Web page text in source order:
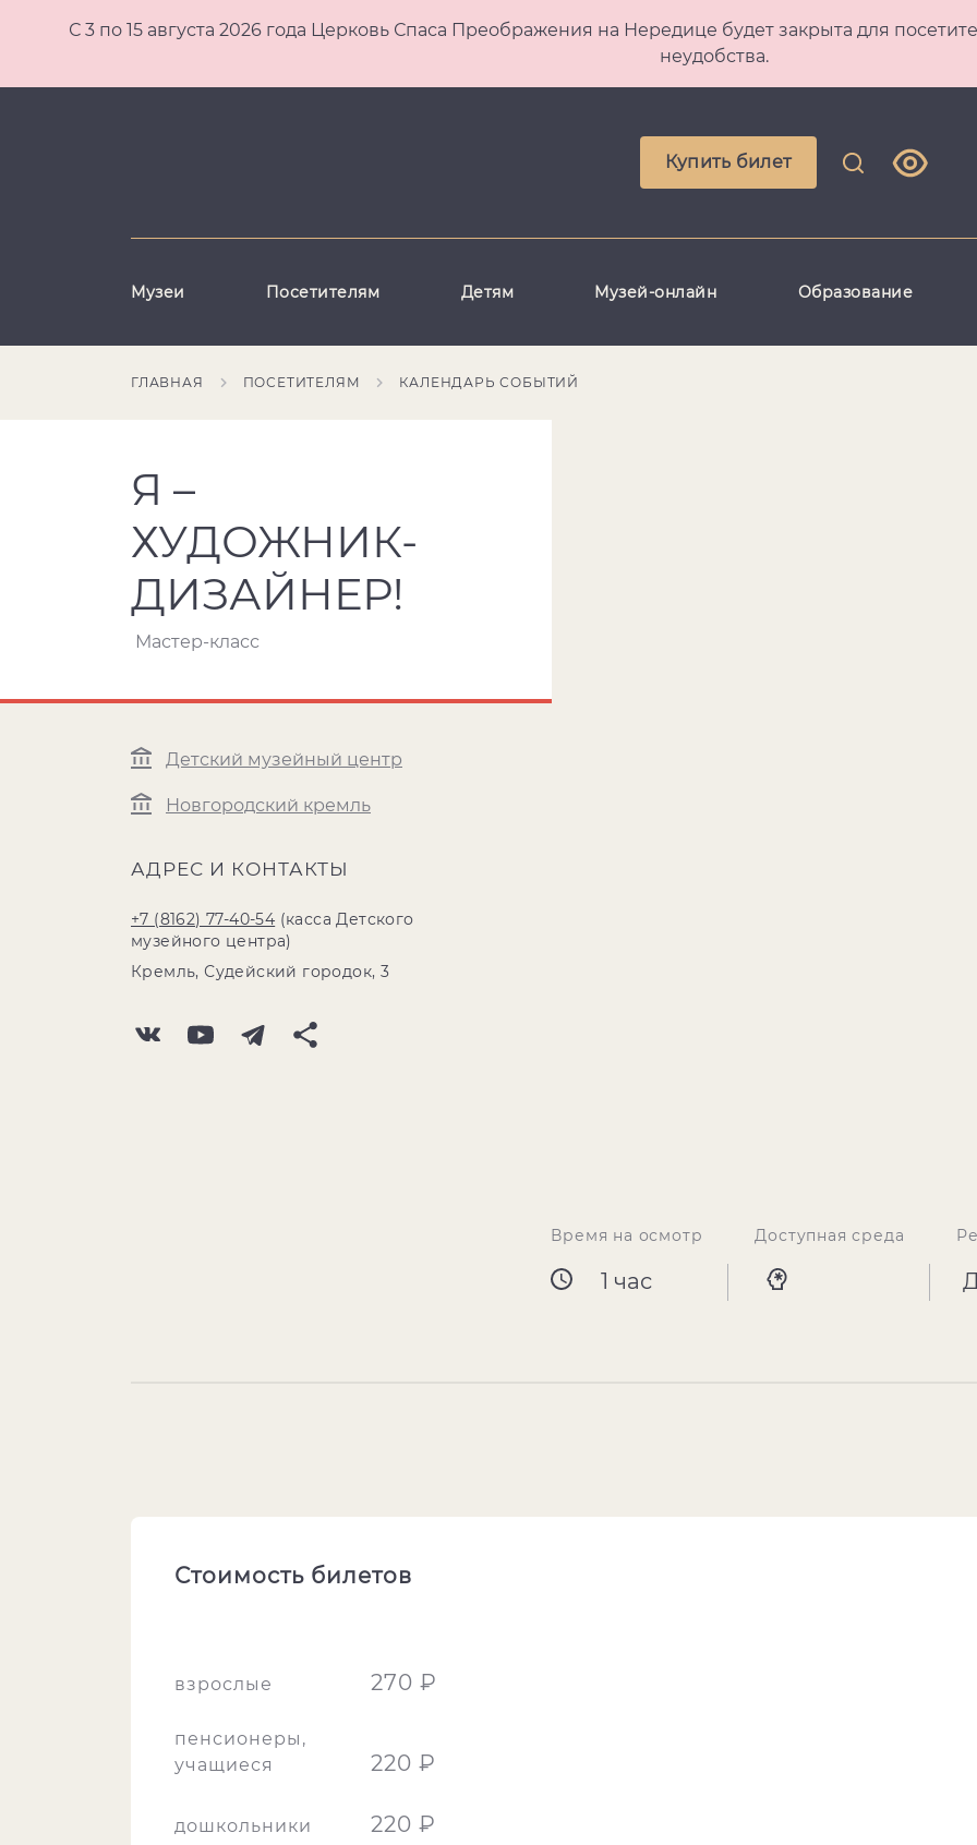
С 3 по 15 августа 2026 года Церковь Спаса Преображения на Нередице будет закрыта для
неудобства.
Купить билет
Музеи Посетителям Детям Музей-онлайн Образование
ГЛАВНАЯ ПОСЕТИТЕЛЯМ КАЛЕНДАРЬ СОБЫТИЙ
Я –
ХУДОЖНИК-
ДИЗАЙНЕР!
Мастер-класс
Детский музейный центр
Новгородский кремль
АДРЕС И КОНТАКТЫ
+7 (8162) 77-40-54 (касса Детского
музейного центра)
Кремль, Судейский городок, 3
Время на осмотр
1 час
Доступная среда
Стоимость билетов
взрослые 270 ₽
пенсионеры,
учащиеся
220 ₽
дошкольники 220 ₽